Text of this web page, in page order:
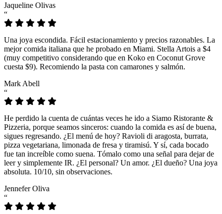
Jaqueline Olivas
“
Una joya escondida. Fácil estacionamiento y precios razonables. La
mejor comida italiana que he probado en Miami. Stella Artois a $4
(muy competitivo considerando que en Koko en Coconut Grove
cuesta $9). Recomiendo la pasta con camarones y salmón.
Mark Abell
“
He perdido la cuenta de cuántas veces he ido a Siamo Ristorante &
Pizzeria, porque seamos sinceros: cuando la comida es así de buena,
sigues regresando. ¿El menú de hoy? Ravioli di aragosta, burrata,
pizza vegetariana, limonada de fresa y tiramisú. Y sí, cada bocado
fue tan increíble como suena. Tómalo como una señal para dejar de
leer y simplemente IR. ¿El personal? Un amor. ¿El dueño? Una joya
absoluta. 10/10, sin observaciones.
Jennefer Oliva
“